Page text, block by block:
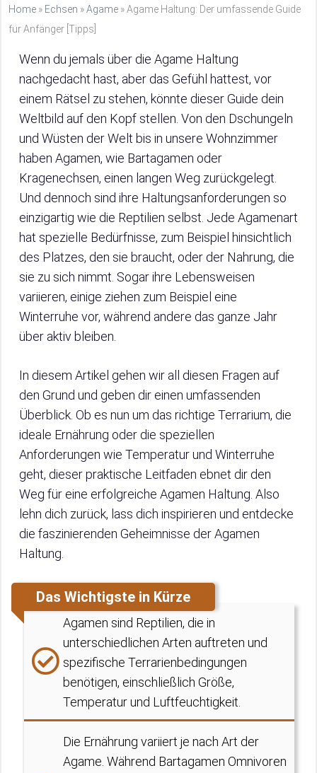
Home » Echsen »Agame »Agame Haltung: Der umfassende Guide
für Anfänger [Tipps]
Wenn du jemals über die Agame Haltung
nachgedacht hast, aber das Gefühl hattest, vor
einem Rätsel zu stehen, könnte dieser Guide dein
Weltbild auf den Kopf stellen. Von den Dschungeln
und Wüsten der Welt bis in unsere Wohnzimmer
haben Agamen, wie Bartagamen oder
Kragenechsen, einen langen Weg zurückgelegt.
Und dennoch sind ihre Haltungsanforderungen so
einzigartig wie die Reptilien selbst. Jede Agamenart
hat spezielle Bedürfnisse, zum Beispiel hinsichtlich
des Platzes, den sie braucht, oder der Nahrung, die
sie zu sich nimmt. Sogar ihre Lebensweisen
variieren, einige ziehen zum Beispiel eine
Winterruhe vor, während andere das ganze Jahr
über aktiv bleiben.
In diesem Artikel gehen wir all diesen Fragen auf
den Grund und geben dir einen umfassenden
Überblick. Ob es nun um das richtige Terrarium, die
ideale Ernährung oder die speziellen
Anforderungen wie Temperatur und Winterruhe
geht, dieser praktische Leitfaden ebnet dir den
Weg für eine erfolgreiche Agamen Haltung. Also
lehn dich zurück, lass dich inspirieren und entdecke
die faszinierenden Geheimnisse der Agamen
Haltung.
Das Wichtigste in Kürze
Agamen sind Reptilien, die in
unterschiedlichen Arten auftreten und
spezifische Terrarienbedingungen
benötigen, einschließlich Größe,
Temperatur und Luftfeuchtigkeit.
Die Ernährung variiert je nach Art der
Agame. Während Bartagamen Omnivoren